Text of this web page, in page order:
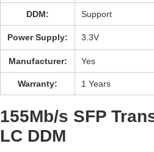
DDM: Support
Power Supply: 3.3V
Manufacturer: Yes
Warranty: 1 Years
155Mb/s SFP
LC DDM